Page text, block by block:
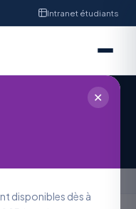
Intranet étudiants
✕
disponibles dès à
d’emploi